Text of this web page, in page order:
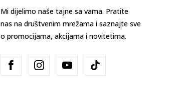
Mi dijelimo naše tajne sa vama. Pratite
nas na društvenim mrežama i saznajte sve
o promocijama, akcijama i novitetima.